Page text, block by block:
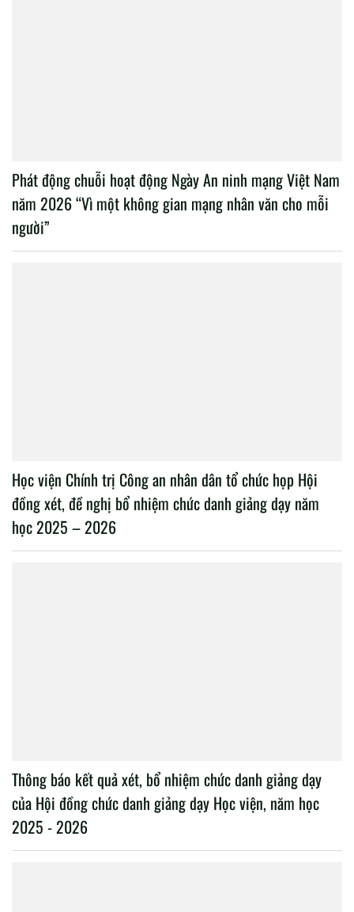
Phát động chuỗi hoạt động Ngày An ninh mạng Việt Nam
năm 2026 “Vì một không gian mạng nhân văn cho mỗi
người”
Học viện Chính trị Công an nhân dân tổ chức họp Hội
đồng xét, đề nghị bổ nhiệm chức danh giảng dạy năm
học 2025 – 2026
Thông báo kết quả xét, bổ nhiệm chức danh giảng dạy
của Hội đồng chức danh giảng dạy Học viện, năm học
2025 - 2026